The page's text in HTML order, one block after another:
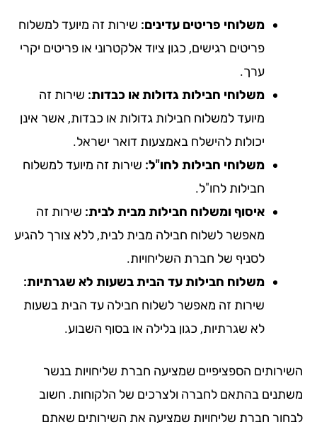
משלוחי פריטים עדינים:שירות זה מיועד למשלוח
פריטים רגישים, כגון ציוד אלקטרוני או פריטים יקרי
משלוחי חבילות גדולות או כבדות:שירות זה
מיועד למשלוח חבילות גדולות או כבדות, אשר אינן
יכולות להישלח באמצעות דואר ישראל.
משלוחי חבילות לחו"ל:שירות זה מיועד למשלוח
חבילות לחו"ל.
איסוף ומשלוח חבילות מבית לבית:שירות זה
מאפשר לשלוח חבילה מבית לבית, ללא צורך להגיע
לסניף של חברת השליחויות.
משלוח חבילות עד הבית בשעות לא שגרתיות:
שירות זה מאפשר לשלוח חבילה עד הבית בשעות
לא שגרתיות, כגון בלילה או בסוף השבוע.
הספציפיים שמציעה חברת שליחויות בנשר
בהתאם לחברה ולצרכים של הלקוחות. חשוב
חברת שליחויות שמציעה את השירותים שאתם